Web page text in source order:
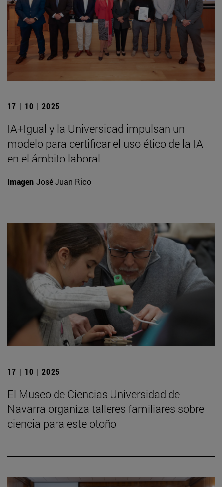
17 | 10 | 2025
IA+Igual y la Universidad impulsan un
modelo para certificar el uso ético de la IA
en el ámbito laboral
Imagen José Juan Rico
17 | 10 | 2025
El Museo de Ciencias Universidad de
Navarra organiza talleres familiares sobre
ciencia para este otoño